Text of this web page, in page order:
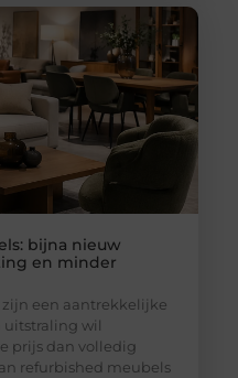
bijna nieuw
en minder
een aantrekkelijke
uitstraling wil
prijs dan volledig
refurbished meubels